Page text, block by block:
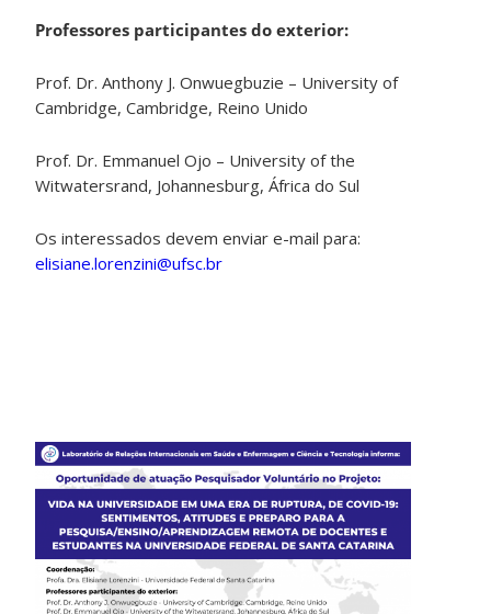
Professores participantes do exterior:
Prof. Dr. Anthony J. Onwuegbuzie – University of
Cambridge, Cambridge, Reino Unido
Prof. Dr. Emmanuel Ojo – University of the
Witwatersrand, Johannesburg, África do Sul
Os interessados devem enviar e-mail para:
elisiane.lorenzini@ufsc.br